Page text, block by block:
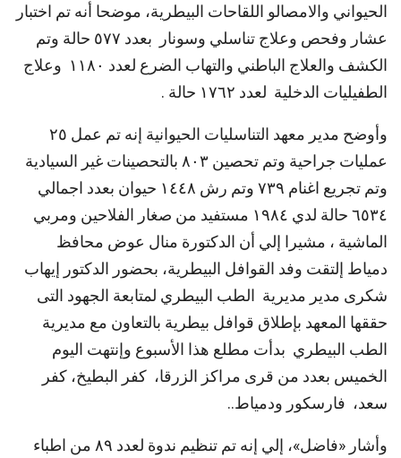
الحيواني والامصالو اللقاحات البيطرية، موضحا أنه تم اختبار
عشار وفحص وعلاج تناسلي وسونار بعدد ٥٧٧ حالة وتم
الكشف والعلاج الباطني والتهاب الضرع لعدد ١١٨٠ وعلاج
الطفيليات الدخلية لعدد ١٧٦٢ حالة .
وأوضح مدير معهد التناسليات الحيوانية إنه تم عمل ٢٥
عمليات جراحية وتم تحصين ٨٠٣ بالتحصينات غير السيادية
وتم تجريع اغنام ٧٣٩ وتم رش ١٤٤٨ حيوان بعدد اجمالي
٦٥٣٤ حالة لدي ١٩٨٤ مستفيد من صغار الفلاحين ومربي
الماشية ، مشيرا إلي أن الدكتورة منال عوض محافظ
دمياط إلتقت وفد القوافل البيطرية، بحضور الدكتور إيهاب
شكرى مدير مديرية الطب البيطري لمتابعة الجهود التى
حققها المعهد بإطلاق قوافل بيطرية بالتعاون مع مديرية
الطب البيطري بدأت مطلع هذا الأسبوع وإنتهت اليوم
الخميس بعدد من قرى مراكز الزرقا، كفر البطيخ، كفر
سعد، فارسكور ودمياط..
وأشار «فاضل»، إلي إنه تم تنظيم ندوة لعدد ٨٩ من اطباء